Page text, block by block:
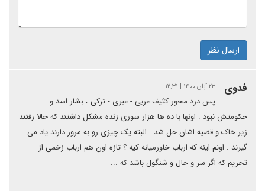
ارسال نظر
فدوی ۲۳ آبان ۱۴۰۰ | ۱۲:۳۱
پس درد محور کثیف عربی - عبری - ترکی ، بشار اسد و
حکومتش نبود . اونها با ده ها هزار سوری زنده مشکل داشتند که حالا رفتند
زیر خاک و قضیه اشان حل شد . البته یک چیزی رو به مرور دارند یاد می
گیرند . اونم اینه که ارباب خاورمیانه کیه ؟ تازه اون هم ارباب زخمی از
تحریم که اگر سر و حال و شنگول باشد که ...